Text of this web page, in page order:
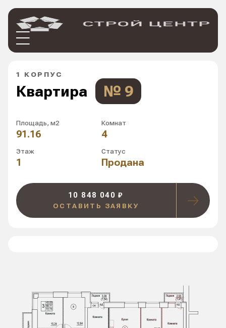
1 КОРПУС
Квартира № 9
Площадь, м2
91.16
Комнат
4
Этаж
1
Статус
Продана
10 848 040 ₽
ОСТАВИТЬ ЗАЯВКУ